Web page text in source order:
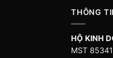
THÔNG
HỘ KINH
MST